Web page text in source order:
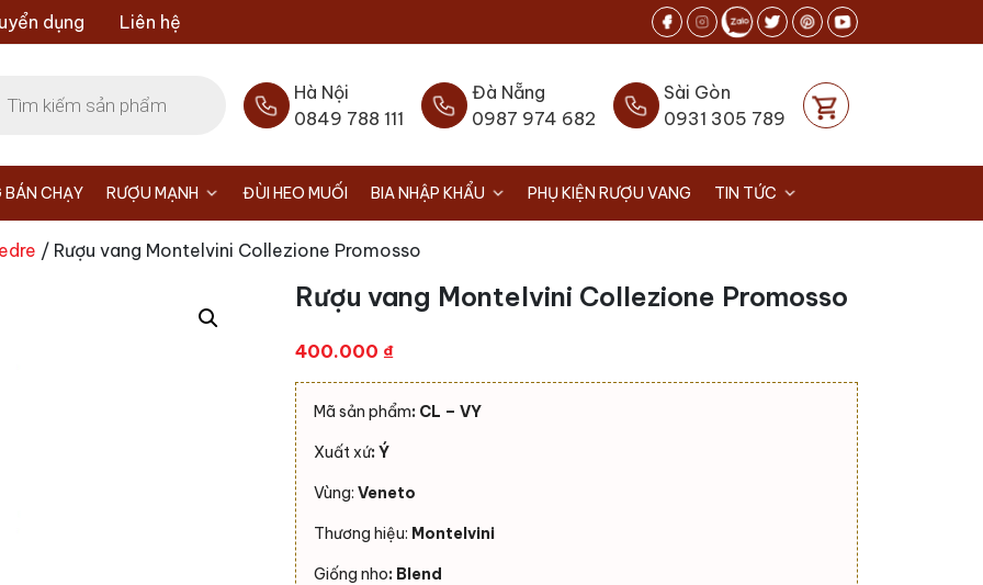
dụng Liên hệ
Hà Nội
0849 788 111
Đà Nẵng
0987 974 682
Sài Gòn
0931 305 789
BÁN CHẠY RƯỢU MẠNH ĐÙI HEO MUỐI BIA NHẬP KHẨU PHỤ KIỆN RƯỢU VANG TIN TỨC
/ Rượu vang Montelvini Collezione Promosso
Rượu vang Montelvini Collezione Promosso
400.000 ₫
Mã sản phẩm: CL – VY
Xuất xứ: Ý
Vùng: Veneto
Thương hiệu: Montelvini
Giống nho: Blend